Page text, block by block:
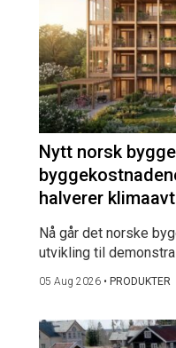
Nytt norsk
halverer
Nå går det norske
utvikling til
05 Aug 2026 • PRODUKTER